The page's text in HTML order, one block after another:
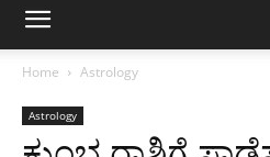
Home Astrology
Astrology